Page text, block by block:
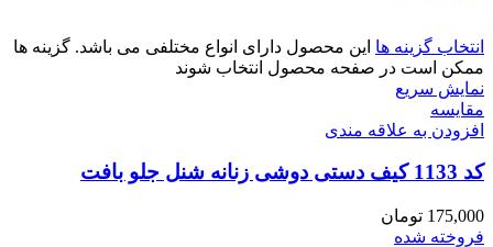
انتخاب گزینه ها این محصول دارای انواع مختلفی می باشد. گزینه ها
ممکن است در صفحه محصول انتخاب شوند
نمایش سریع
مقايسه
افزودن به علاقه مندی
کد 1133 کیف دستی دوشی زنانه شنل جلو بافت
175,000 تومان
فروخته شده